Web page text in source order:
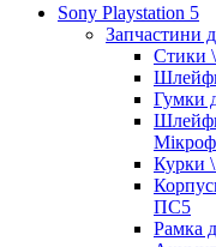
Sony Playstation 5
Запчастини
Стики
Гумки
Курки
ПС5
Рамка